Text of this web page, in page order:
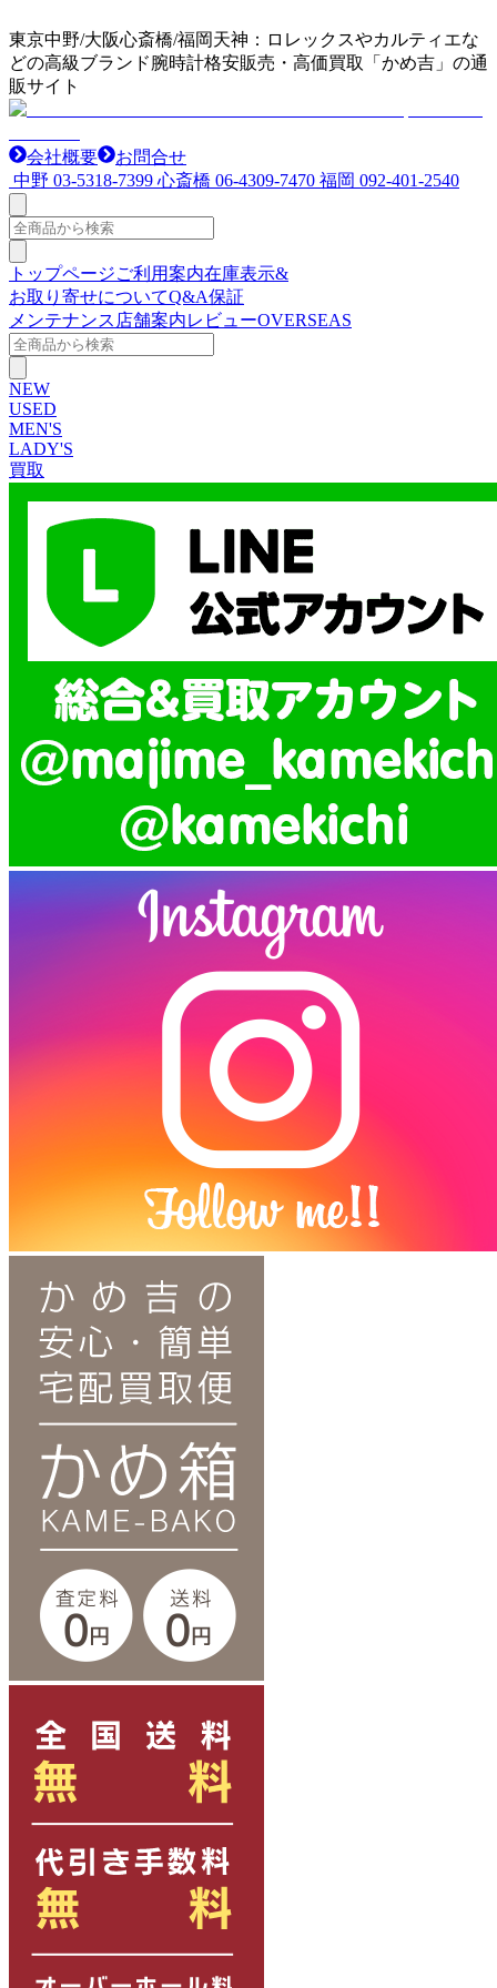
東京中野/大阪心斎橋/福岡天神：ロレックスやカルティエな
どの高級ブランド腕時計格安販売・高価買取「かめ吉」の通
販サイト
会社概要
お問合せ
中野 03-5318-7399 心斎橋 06-4309-7470 福岡 092-401-2540
トップページご利用案内在庫表示&
お取り寄せについてQ&A保証
メンテナンス 店舗案内レビューOVERSEAS
NEW
USED
MEN'S
LADY'S
買取